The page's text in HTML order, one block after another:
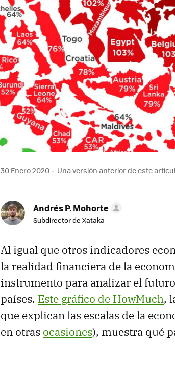
30 Enero 2020 Una versión anterior de este
Andrés P. Mohorte
Subdirector de Xataka
Al igual que otros indicadores
la realidad financiera de la
instrumento para analizar el
países. Este gráfico de HowMuch,
que explican las escalas de la
en otras ocasiones), muestra qué